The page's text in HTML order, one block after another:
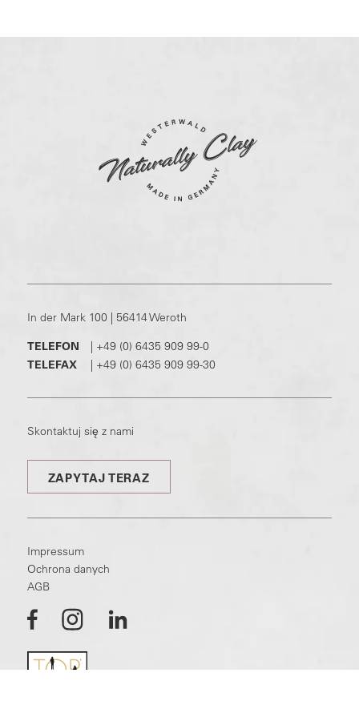
In der Mark 100 | 56414 Weroth
TELEFON
| +49 (0) 6435 909 99-0
TELEFAX
| +49 (0) 6435 909 99-30
Skontaktuj się z nami
ZAPYTAJ TERAZ
Impressum
Ochrona danych
AGB